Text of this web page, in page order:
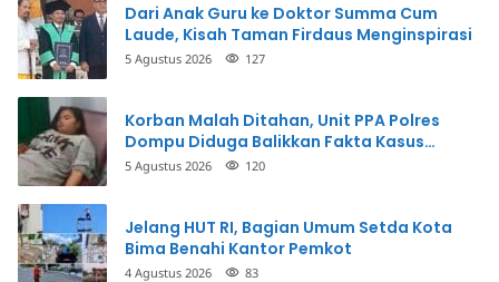
Dari Anak Guru ke Doktor Summa Cum
Laude, Kisah Taman Firdaus Menginspirasi
5 Agustus 2026 127
Korban Malah Ditahan, Unit PPA Polres
Dompu Diduga Balikkan Fakta Kasus
Penganiayaan
5 Agustus 2026 120
Jelang HUT RI, Bagian Umum Setda Kota
Bima Benahi Kantor Pemkot
4 Agustus 2026 83